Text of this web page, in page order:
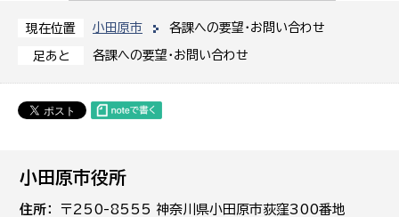
現在位置 小田原市 各課への要望・お問い合わせ
足あと 各課への要望・お問い合わせ
小田原市役所
住所
〒250-8555 神奈川県小田原市荻窪300番地